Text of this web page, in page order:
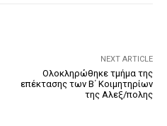
NEXT ARTICLE
Ολοκληρώθηκε τμήμα της
επέκτασης των Β΄ Κοιμητηρίων
της Αλεξ/πολης